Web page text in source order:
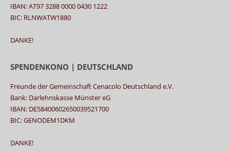
IBAN: AT97 3288 0000 0430 1222
BIC: RLNWATW1880
DANKE!
SPENDENKONO | DEUTSCHLAND
Freunde der Gemeinschaft Cenacolo Deutschland e.V.
Bank: Darlehnskasse Münster eG
IBAN: DE58400602650039521700
BIC: GENODEM1DKM
DANKE!